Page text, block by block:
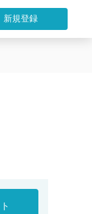
新規登録